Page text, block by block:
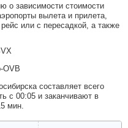
о зависимости стоимости
вылета и прилета,
или с пересадкой, а также
OVB
составляет всего
с 00:05 и заканчивают в
мин.